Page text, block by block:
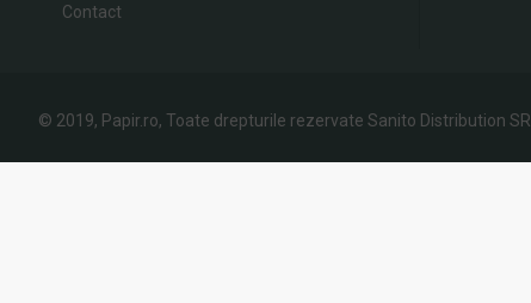
Contact
© 2019, Papir.ro, Toate drepturile rezervate Sanito Distribution SRL